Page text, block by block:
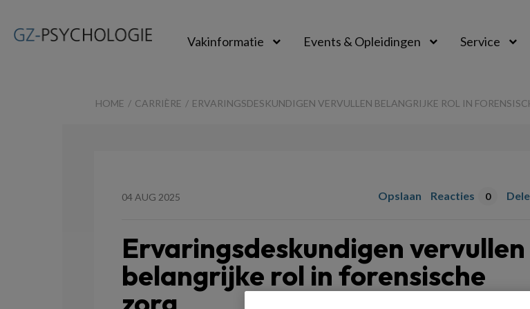
Vakinformatie Events & Opleidingen Service
HOME CARRIÈRE ERVARINGSDESKUNDIGEN VERVULLEN BELANGRIJKE ROL IN
04 AUG 2025 Opslaan Reacties 0
Ervaringsdeskundigen vervullen
belangrijke rol in forensische